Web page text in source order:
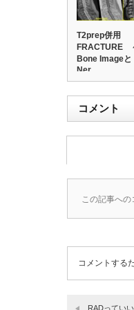
T2prep併用
FRACTURE
Bone Imageと
Ner…
コメント
この記事への
コメントする
RADってい